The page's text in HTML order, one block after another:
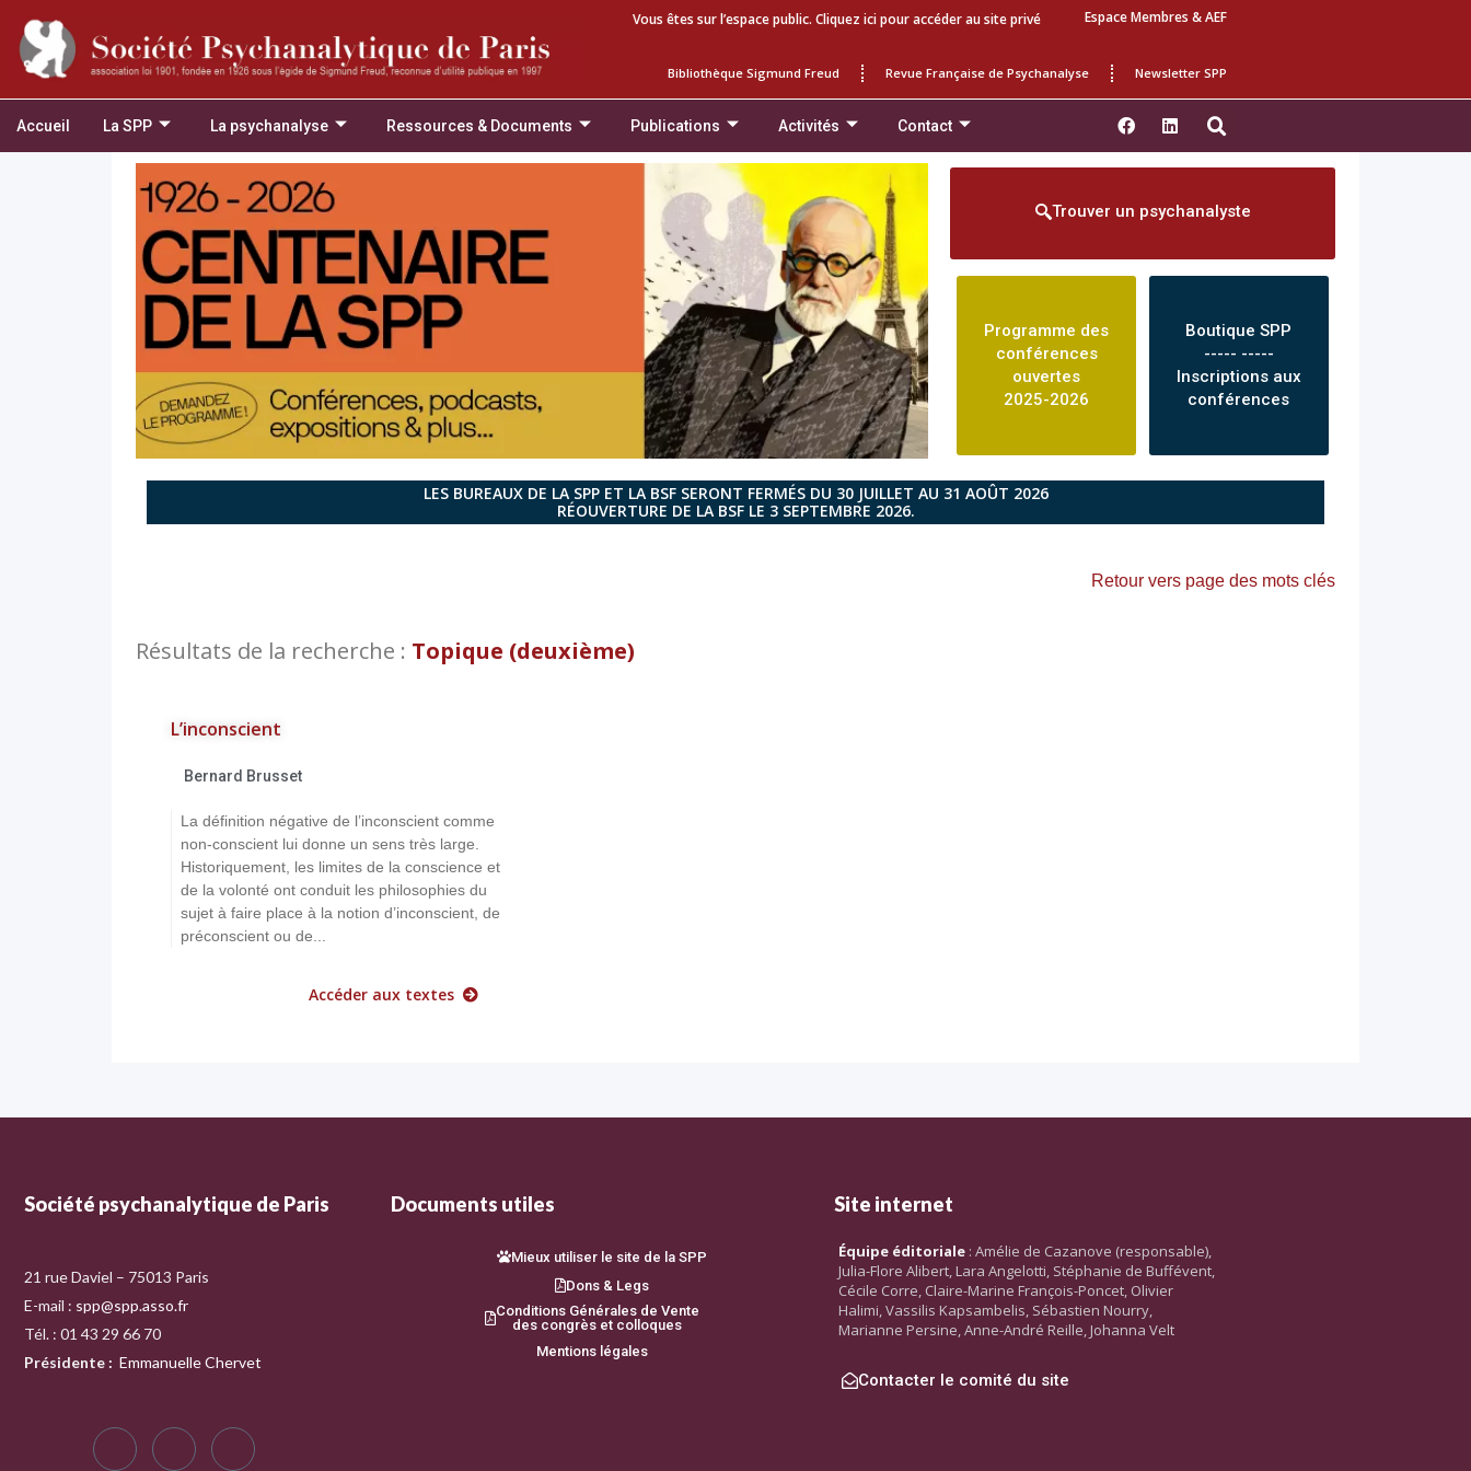
Vous êtes sur l’espace public. Cliquez ici pour accéder au site privé Espace Membres & AEF
Bibliothèque Sigmund Freud Revue Française de Psychanalyse Newsletter SPP
Accueil La SPP La psychanalyse Ressources & Documents Publications Activités Contact
Trouver un psychanalyste
Programme des
conférences
ouvertes
2025-2026
Boutique SPP
----- -----
Inscriptions aux
conférences
LES BUREAUX DE LA SPP ET LA BSF SERONT FERMÉS DU 30 JUILLET AU 31 AOÛT 2026
RÉOUVERTURE DE LA BSF LE 3 SEPTEMBRE 2026.
Retour vers page des mots clés
Résultats de la recherche : Topique (deuxième)
L’inconscient
Bernard Brusset
La définition négative de l’inconscient comme
non-conscient lui donne un sens très large.
Historiquement, les limites de la conscience et
de la volonté ont conduit les philosophies du
sujet à faire place à la notion d’inconscient, de
préconscient ou de...
Accéder aux textes
Société psychanalytique de Paris
21 rue Daviel – 75013 Paris
E-mail : spp@spp.asso.fr
Tél. : 01 43 29 66 70
Présidente : Emmanuelle Chervet
Documents utiles
Mieux utiliser le site de la SPP
Dons & Legs
Conditions Générales de Vente
des congrès et colloques
Mentions légales
Site internet
Équipe éditoriale : Amélie de Cazanove (responsable),
Julia-Flore Alibert, Lara Angelotti, Stéphanie de Buffévent,
Cécile Corre, Claire-Marine François-Poncet, Olivier
Halimi, Vassilis Kapsambelis, Sébastien Nourry,
Marianne Persine, Anne-André Reille, Johanna Velt
Contacter le comité du site